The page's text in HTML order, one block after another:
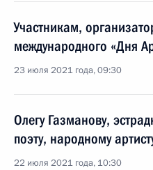
Участникам,
международного «Дня
23 июля 2021 года, 09:30
Олегу Газманову,
поэту, народному
22 июля 2021 года, 10:30